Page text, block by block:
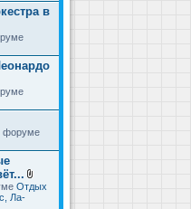
в
форуме
В
л
Отдых
Ла-